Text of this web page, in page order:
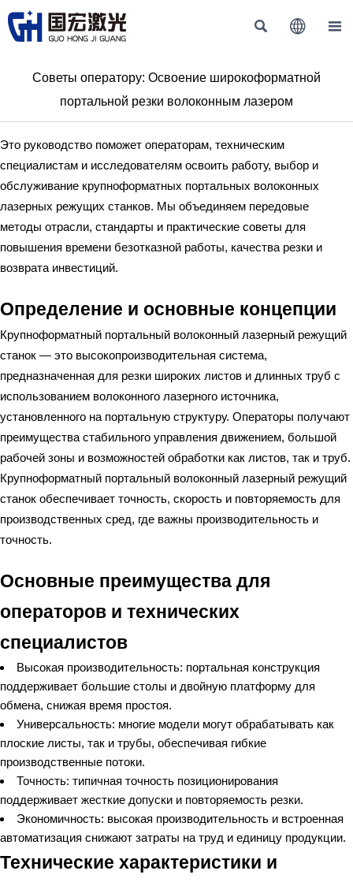
  
Советы оператору: Освоение широкоформатной
портальной резки волоконным лазером
Это руководство поможет операторам, техническим
специалистам и исследователям освоить работу, выбор и
обслуживание крупноформатных портальных волоконных
лазерных режущих станков. Мы объединяем передовые
методы отрасли, стандарты и практические советы для
повышения времени безотказной работы, качества резки и
возврата инвестиций.
Определение и основные концепции
Крупноформатный портальный волоконный лазерный режущий
станок — это высокопроизводительная система,
предназначенная для резки широких листов и длинных труб с
использованием волоконного лазерного источника,
установленного на портальную структуру. Операторы получают
преимущества стабильного управления движением, большой
рабочей зоны и возможностей обработки как листов, так и труб.
Крупноформатный портальный волоконный лазерный режущий
станок обеспечивает точность, скорость и повторяемость для
производственных сред, где важны производительность и
точность.
Основные преимущества для
операторов и технических
специалистов
Высокая производительность: портальная конструкция
поддерживает большие столы и двойную платформу для
обмена, снижая время простоя.
Универсальность: многие модели могут обрабатывать как
плоские листы, так и трубы, обеспечивая гибкие
производственные потоки.
Точность: типичная точность позиционирования
поддерживает жесткие допуски и повторяемость резки.
Экономичность: высокая производительность и встроенная
автоматизация снижают затраты на труд и единицу продукции.
Технические характеристики и